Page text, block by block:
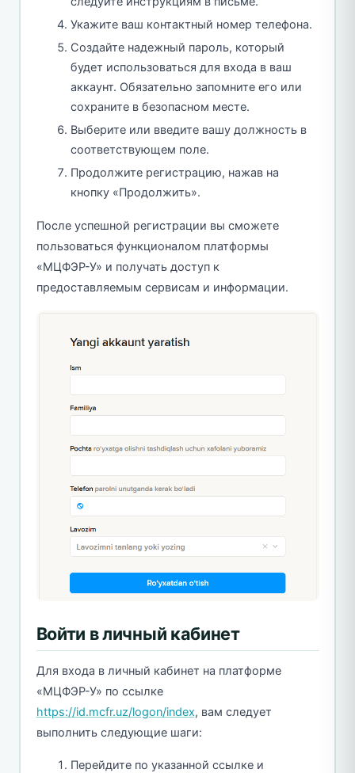
Укажите ваш контактный номер телефона.
Создайте надежный пароль, который
будет использоваться для входа в ваш
аккаунт. Обязательно запомните его или
сохраните в безопасном месте.
Выберите или введите вашу должность в
соответствующем поле.
Продолжите регистрацию, нажав на
кнопку «Продолжить».
После успешной регистрации вы сможете
пользоваться функционалом платформы
«МЦФЭР-У» и получать доступ к
предоставляемым сервисам и информации.
Войти в личный кабинет
Для входа в личный кабинет на платформе
«МЦФЭР-У» по ссылке
https://id.mcfr.uz/logon/index, вам следует
выполнить следующие шаги:
Перейдите по указанной ссылке и